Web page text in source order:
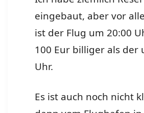
eingebaut, aber vor
ist der Flug um 20:00
100 Eur billiger als der
Uhr.
Es ist auch noch nicht